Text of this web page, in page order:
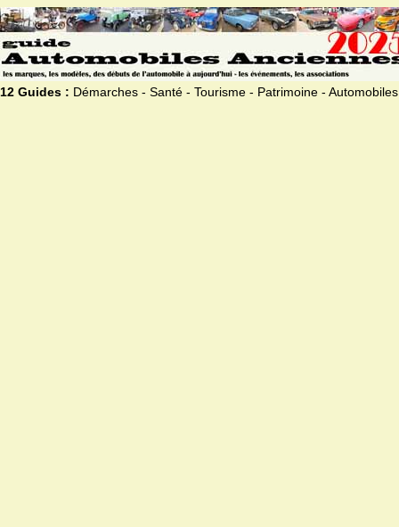
12 Guides : Démarches - Santé - Tourisme - Patrimoine - Automobiles